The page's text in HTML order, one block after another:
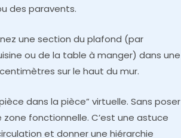
des paravents.
une section du plafond (par
ou de la table à manger) dans une
sur le haut du mur.
dans la pièce” virtuelle. Sans poser
fonctionnelle. C’est une astuce
et donner une hiérarchie